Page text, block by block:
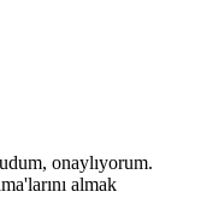
onaylıyorum.
almak